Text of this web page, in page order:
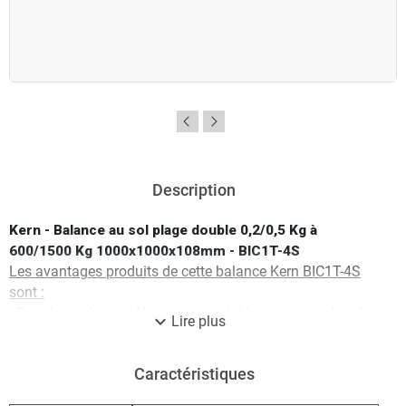
Description
Kern - Balance au sol plage double 0,2/0,5 Kg à
600/1500 Kg 1000x1000x108mm - BIC1T-4S
Les avantages produits de cette balance Kern BIC1T-4S
sont :
- Pont bascule : en tôle en acier antidérapante soudée, 4
cellules de pesée acier revêtues de silicone, protection
- Nivellement pratique du pont bascule et accès à la boîte
expand_more Lire plus
Caractéristiques